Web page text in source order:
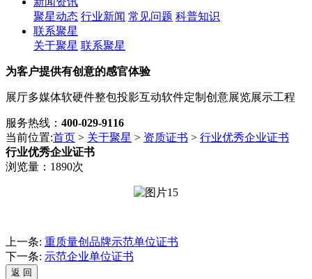
聚星动态 行业新闻 常见问题 科普知识
联系聚星
关于聚星 联系聚星
为客户提供有创意的感官体验
展厅多媒体软硬件整包投影互动软件定制 创意展览展示工程
服务热线： 400-029-9116
当前位置:首页 > 关于聚星 > 资质证书 > 行业优秀企业证书
行业优秀企业证书
浏览量：1890次
上一条: 重质量创品牌示范单位证书
下一条: 示范企业单位证书